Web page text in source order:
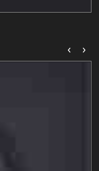
‹ ›